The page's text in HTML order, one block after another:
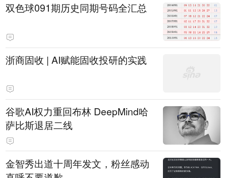
双色球091期历史同期号码全汇总
浙商固收 | AI赋能固收投研的实践
谷歌AI权力重回布林 DeepMind哈
萨比斯退居二线
金智秀出道十周年发文，粉丝感动